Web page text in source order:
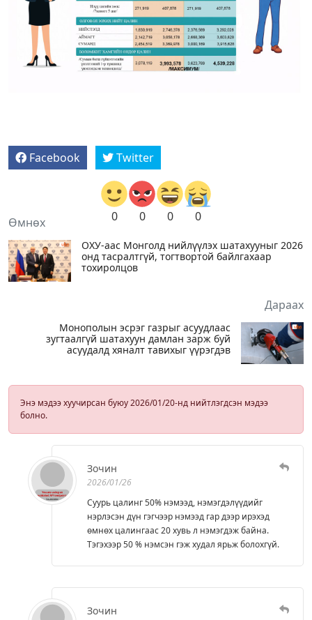
Facebook Twitter
0 0 0 0
Өмнөх
ОХУ-аас Монголд нийлүүлэх шатахууныг 2026
онд тасралтгүй, тогтвортой байлгахаар
тохиролцов
Дараах
Монополын эсрэг газрыг асуудлаас
зугтаалгүй шатахуун дамлан зарж буй
асуудалд хяналт тавихыг үүрэгдэв
Энэ мэдээ хуучирсан буюу 2026/01/20-нд нийтлэгдсэн мэдээ
болно.
Зочин
2026/01/26
Суурь цалинг 50% нэмээд, нэмэгдэлүүдийг
нэрлэсэн дүн гэгчээр нэмээд гар дээр ирэхэд
өмнөх цалингаас 20 хувь л нэмэгдэж байна.
Тэгэхээр 50 % нэмсэн гэж худал ярьж болохгүй.
Зочин